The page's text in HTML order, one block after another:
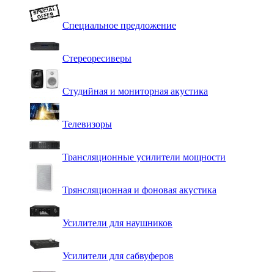
Специальное предложение
Стереоресиверы
Студийная и мониторная акустика
Телевизоры
Трансляционные усилители мощности
Трянсляционная и фоновая акустика
Усилители для наушников
Усилители для сабвуферов